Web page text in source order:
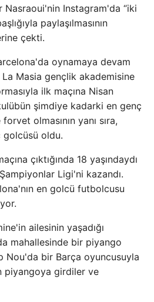
Nasraoui'nin Instagram'da “iki
paylaşılmasının
çekti.
oynamaya devam
Masia gençlik akademisine
ilk maçına Nisan
şimdiye kadarki en genç
olmasının yanı sıra,
golcüsü oldu.
çıktığında 18 yaşındaydı
Ligi'ni kazandı.
en golcü futbolcusu
ailesinin yaşadığı
mahallesinde bir piyango
Nou'da bir Barça oyuncusuyla
girdiler ve